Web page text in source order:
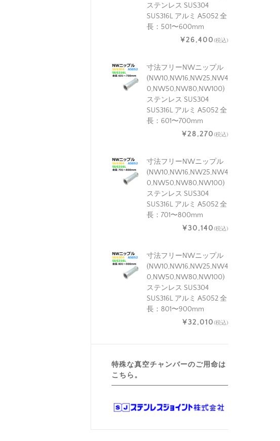
ステンレス SUS304
SUS316L アルミ A5052 全
長：501〜600mm
¥26,400(税込)
寸法フリーNWニップル
(NW10,NW16,NW25,NW4
0,NW50,NW80,NW100)
ステンレス SUS304
SUS316L アルミ A5052 全
長：601〜700mm
¥28,270(税込)
寸法フリーNWニップル
(NW10,NW16,NW25,NW4
0,NW50,NW80,NW100)
ステンレス SUS304
SUS316L アルミ A5052 全
長：701〜800mm
¥30,140(税込)
寸法フリーNWニップル
(NW10,NW16,NW25,NW4
0,NW50,NW80,NW100)
ステンレス SUS304
SUS316L アルミ A5052 全
長：801〜900mm
¥32,010(税込)
特殊な真空チャンバーのご用命は
こちら。